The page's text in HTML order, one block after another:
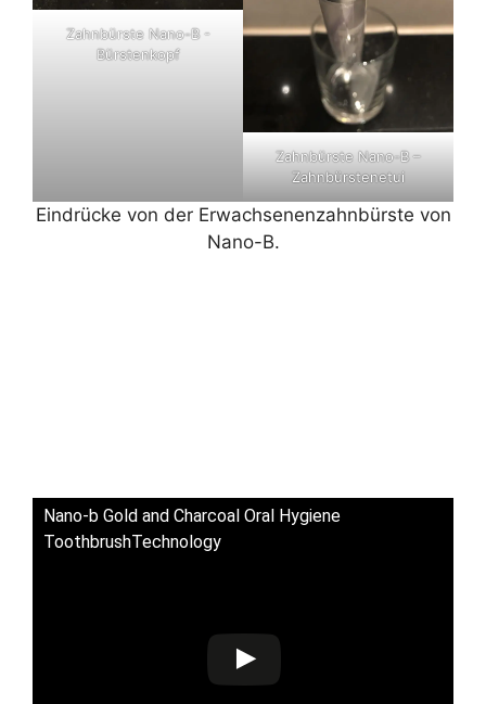
Zahnbürste Nano-B -
Bürstenkopf
Zahnbürste Nano-B –
Zahnbürstenetui
Eindrücke von der Erwachsenenzahnbürste von
Nano-B.
Nano-b Gold and Charcoal Oral Hygiene
ToothbrushTechnology